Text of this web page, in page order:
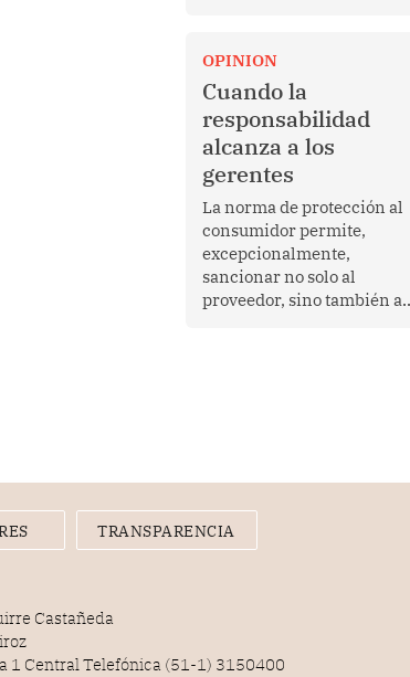
Más allá de su dimensión
religiosa, esta gira
representa una oportunidad
para reafirmar el valor del
diálogo, fortalecer los
vínculos entre los pueblos y
proyectar una imagen de
cooperación en una región
que enfrenta desafíos en
materia de desarrollo,
cohesión social y
gobernabilidad.
OPINION
Cuando la
responsabilidad
alcanza a los
gerentes
La norma de protección al
consumidor permite,
excepcionalmente,
sancionar no solo al
proveedor, sino también a
o la ejecución de la
infracción. En un caso
reciente, Indecopi sancionó
al gerente de un proveedor
Messi, cuya presencia fue
TRANSPARENCIA
Castañeda
1 Central Telefónica (51-1) 3150400